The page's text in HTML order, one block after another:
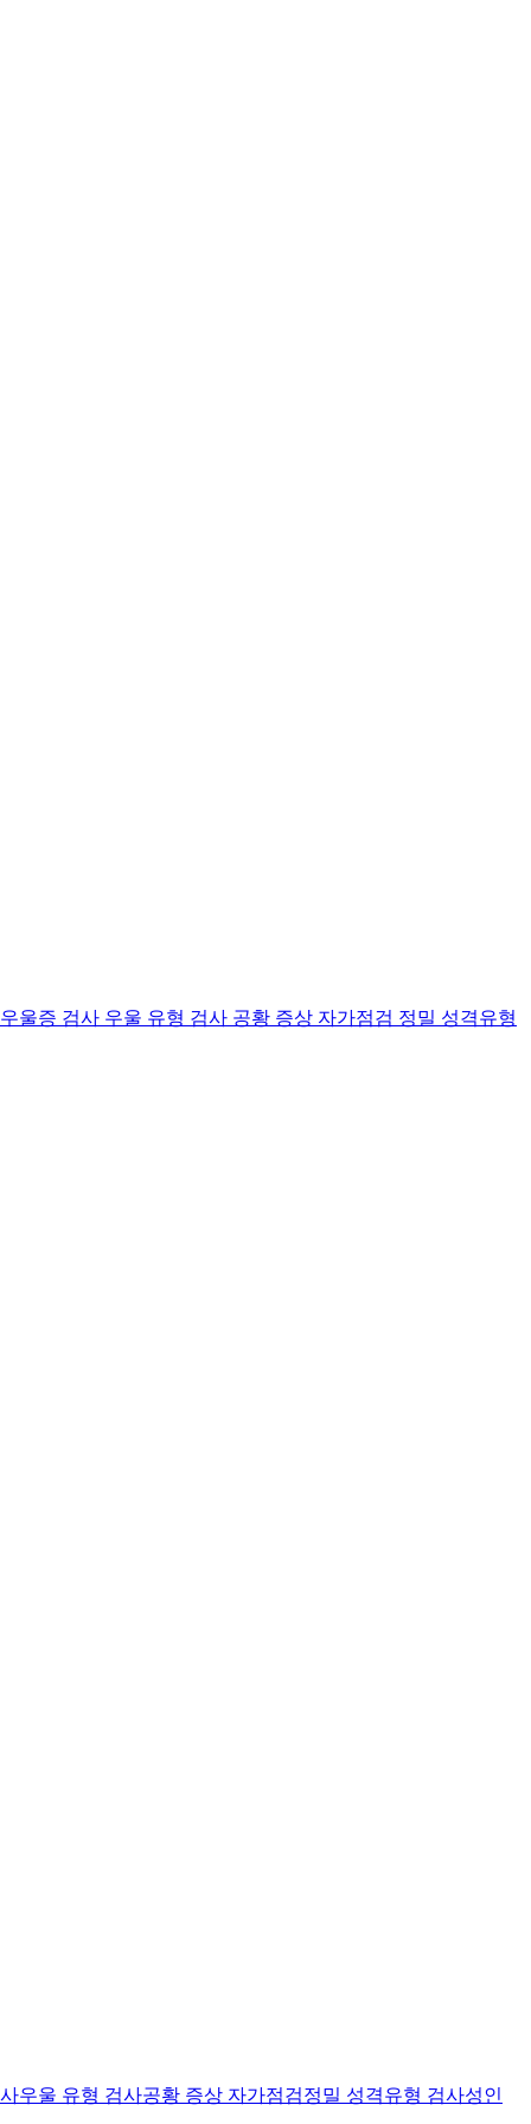
울증 검사 우울 유형 검사 공황 증상 자가점검 정밀 성격유형
우울 유형 검사공황 증상 자가점검정밀 성격유형 검사성인